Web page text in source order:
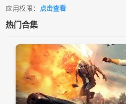
应用权限： 点击查看
热门合集